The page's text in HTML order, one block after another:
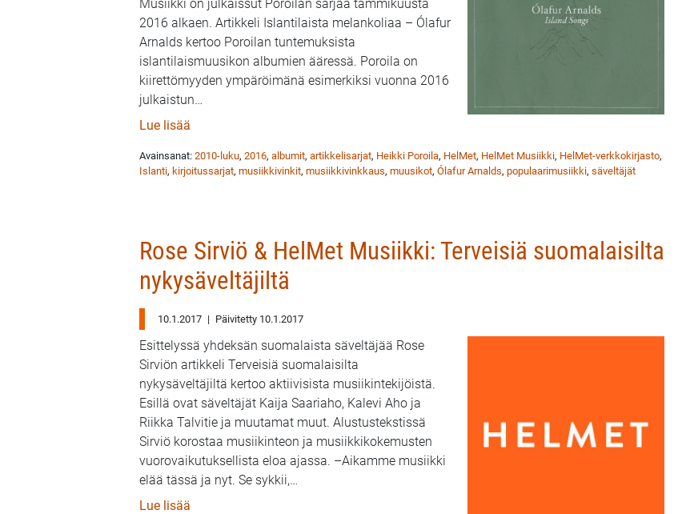
Musiikki on julkaissut Poroilan sarjaa tammikuusta
2016 alkaen. Artikkeli Islantilaista melankoliaa – Ólafur
Arnalds kertoo Poroilan tuntemuksista
islantilaismuusikon albumien ääressä. Poroila on
kiirettömyyden ympäröimänä esimerkiksi vuonna 2016
julkaistun…
Lue lisää
Avainsanat: 2010-luku, 2016, albumit, artikkelisarjat, Heikki Poroila, HelMet, HelMet Musiikki, HelMet-verkkokirjasto,
Islanti, kirjoitussarjat, musiikkivinkit, musiikkivinkkaus, muusikot, Ólafur Arnalds, populaarimusiikki, säveltäjät
Rose Sirviö & HelMet Musiikki: Terveisiä suomalaisilta
nykysäveltäjiltä
10.1.2017 | Päivitetty 10.1.2017
Esittelyssä yhdeksän suomalaista säveltäjää Rose
Sirviön artikkeli Terveisiä suomalaisilta
nykysäveltäjiltä kertoo aktiivisista musiikintekijöistä.
Esillä ovat säveltäjät Kaija Saariaho, Kalevi Aho ja
Riikka Talvitie ja muutamat muut. Alustustekstissä
Sirviö korostaa musiikinteon ja musiikkikokemusten
vuorovaikutuksellista eloa ajassa. –Aikamme musiikki
elää tässä ja nyt. Se sykkii,…
Lue lisää